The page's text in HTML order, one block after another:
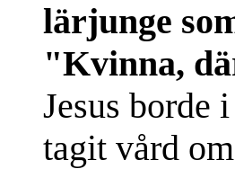
lärjunge
"Kvinna,
Jesus borde
tagit vård